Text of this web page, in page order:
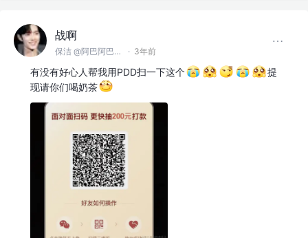
战啊
保洁 @阿巴阿巴没科技公司 · 3年前
有没有好心人帮我用PDD扫一下这个
提
现请你们喝奶茶